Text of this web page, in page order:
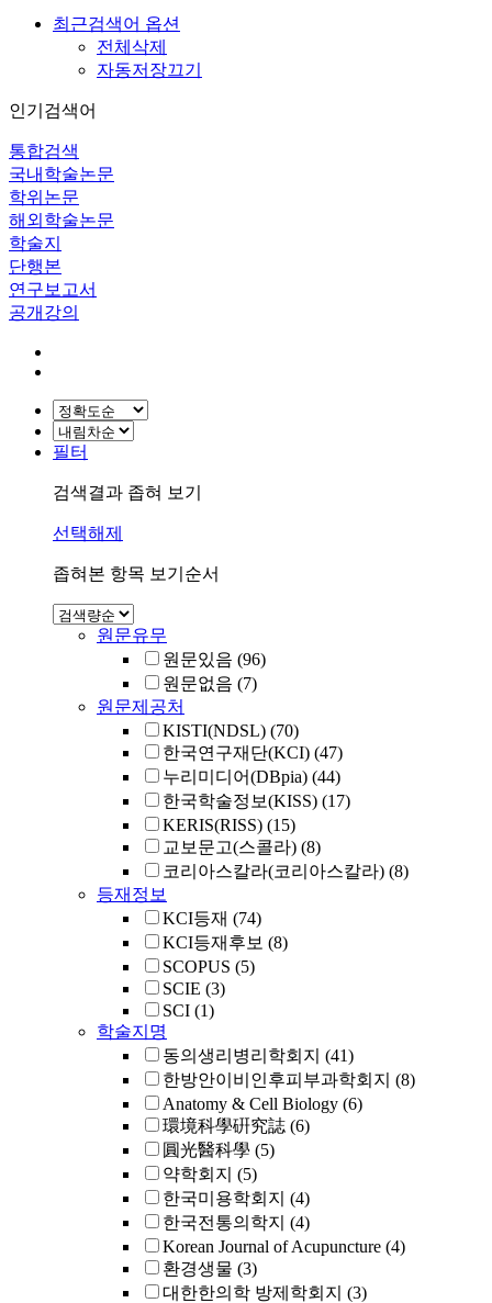
최근검색어 옵션
전체삭제
자동저장끄기
인기검색어
통합검색
국내학술논문
학위논문
해외학술논문
학술지
단행본
연구보고서
공개강의
필터
검색결과 좁혀 보기
선택해제
좁혀본 항목 보기순서
원문유무
원문있음 (96)
원문없음 (7)
원문제공처
KISTI(NDSL) (70)
한국연구재단(KCI) (47)
누리미디어(DBpia) (44)
한국학술정보(KISS) (17)
KERIS(RISS) (15)
교보문고(스콜라) (8)
코리아스칼라(코리아스칼라) (8)
등재정보
KCI등재 (74)
KCI등재후보 (8)
SCOPUS (5)
SCIE (3)
SCI (1)
학술지명
동의생리병리학회지 (41)
한방안이비인후피부과학회지 (8)
Anatomy & Cell Biology (6)
環境科學硏究誌 (6)
圓光醫科學 (5)
약학회지 (5)
한국미용학회지 (4)
한국전통의학지 (4)
Korean Journal of Acupuncture (4)
환경생물 (3)
대한한의학 방제학회지 (3)